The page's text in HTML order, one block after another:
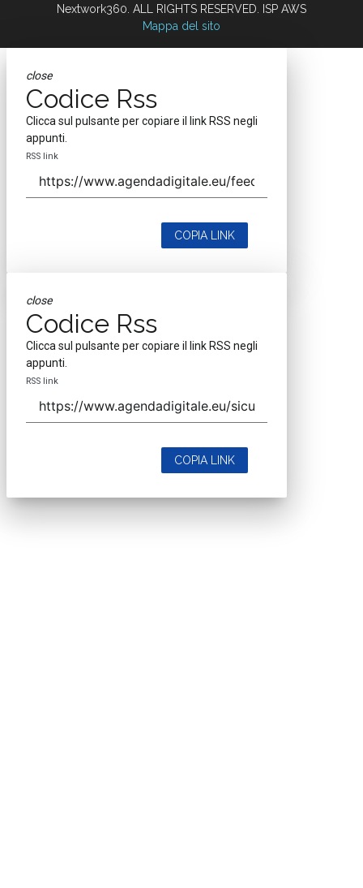
Nextwork360. ALL RIGHTS RESERVED. ISP AWS
Mappa del sito
close
Codice Rss
Clicca sul pulsante per copiare il link RSS negli
appunti.
RSS link
COPIA LINK
close
Codice Rss
Clicca sul pulsante per copiare il link RSS negli
appunti.
RSS link
COPIA LINK